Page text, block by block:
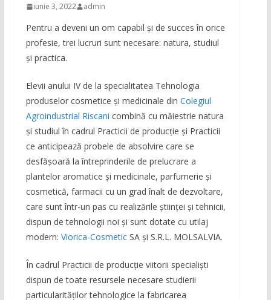
iunie 3, 2022 admin
Pentru a deveni un om capabil și de succes în orice
profesie, trei lucruri sunt necesare: natura, studiul
și practica.
Elevii anului IV de la specialitatea Tehnologia
produselor cosmetice și medicinale din Colegiul
Agroindustrial Riscani combină cu măiestrie natura
și studiul în cadrul Practicii de producție și Practicii
ce anticipează probele de absolvire care se
desfășoară la întreprinderile de prelucrare a
plantelor aromatice și medicinale, parfumerie și
cosmetică, farmacii cu un grad înalt de dezvoltare,
care sunt într-un pas cu realizările ştiinţei şi tehnicii,
dispun de tehnologii noi și sunt dotate cu utilaj
modern: Viorica-CosmeticSA și S.R.L. MOLSALVIA.
În cadrul Practicii de producție viitorii specialiști
dispun de toate resursele necesare studierii
particularităților tehnologice la fabricarea